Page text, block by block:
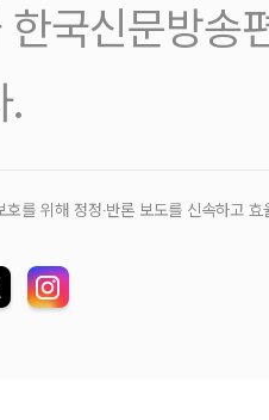
국신문방송
.
를 위해 정정‧반론 보도를 신속하고